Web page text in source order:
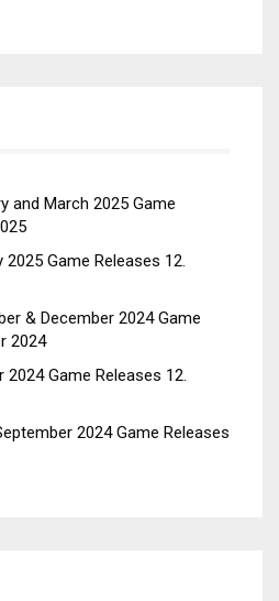
and March 2025 Game
Game Releases 12.
& December 2024 Game
2024
2024 Game Releases 12.
2024 Game Releases